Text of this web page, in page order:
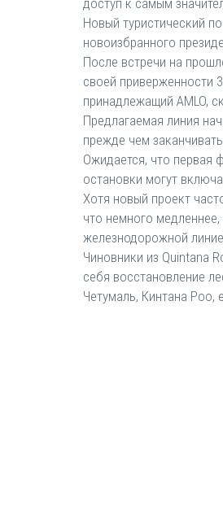
доступ к самым
Новый туристический
новоизбранного
После встречи на
своей приверженности
принадлежащий AMLO,
Предлагаемая линия
прежде чем
Ожидается, что первая
остановки могут
Хотя новый проект
что немного
железнодорожной
Чиновники из Quintana
себя восстановление
Четумаль, Кинтана Роо,